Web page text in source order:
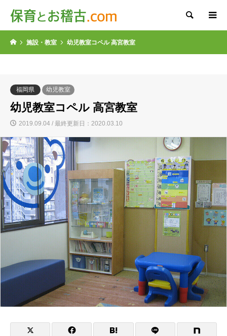
検索
施設・教室 幼児教室コペル 高宮教室
福岡県 幼児教室
幼児教室コペル 高宮教室
2019.09.04 / 最終更新日：2020.03.10